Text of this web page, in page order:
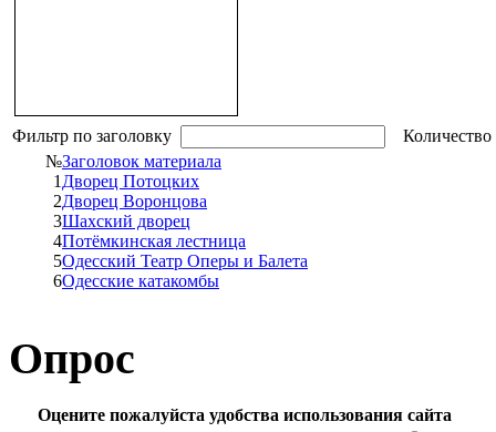
Фильтр по заголовку
№Заголовок материала
1 Дворец Потоцких
2Дворец Воронцова
3Шахский дворец
4Потёмкинская лестница
5Одесский Театр Оперы и Балета
6Одесские катакомбы
Опрос
Оцените пожалуйста удобства использования сайта